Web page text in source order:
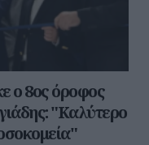
ο 8ος όροφος
"Καλύτερο